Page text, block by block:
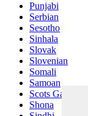
Punjabi
Serbian
Sesotho
Sinhala
Slovak
Slovenian
Somali
Samoan
Scots Gaelic
Shona